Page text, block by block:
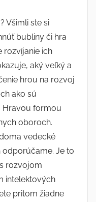
Všimli ste si
bubliny či hra
rozvíjanie ich
aký veľký a
hrou na rozvoj
ako sú
Hravou formou
oboroch.
vedecké
odporúčame. Je to
rozvojom
intelektových
pritom žiadne